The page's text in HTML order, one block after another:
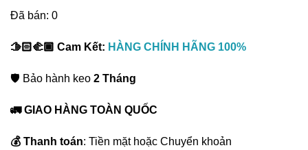
Đã bán: 0
🫱🏻‍🫲🏾 Cam Kết: HÀNG CHÍNH HÃNG 100%
🛡️ Bảo hành keo 2 Tháng
🚛 GIAO HÀNG TOÀN QUỐC
💰 Thanh toán: Tiền mặt hoặc Chuyển khoản